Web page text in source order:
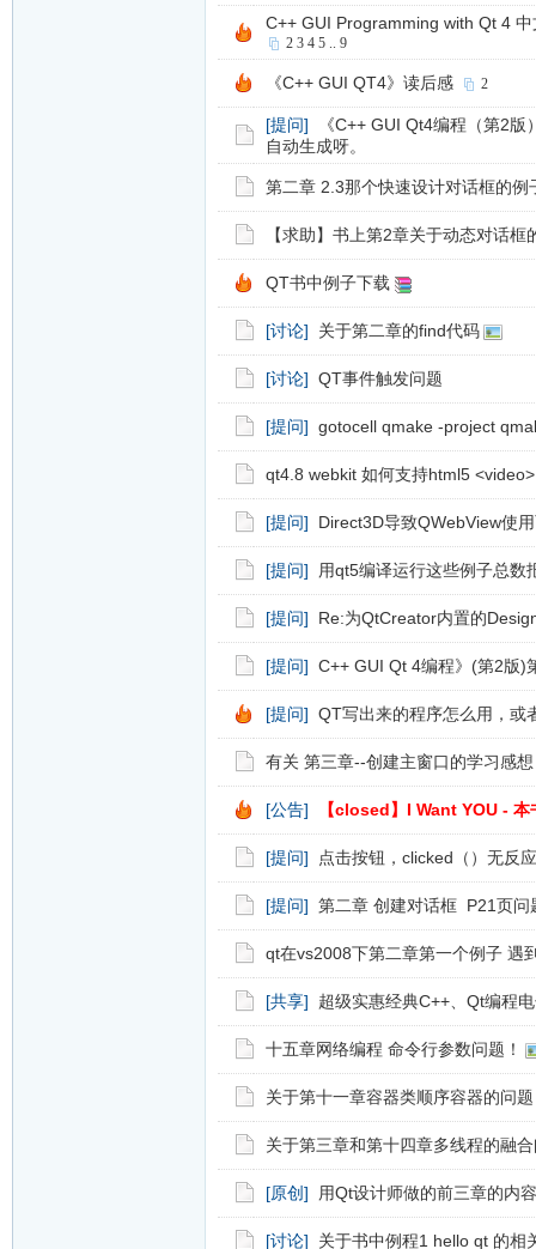
C++ GUI Programming with Qt 4
2 3 4 5 .. 9
《C++ GUI QT4》读后感 2
[提问]
《C++ GUI Qt4编程（第2
自动生成呀。
第二章 2.3那个快速设计对话框的例
【求助】书上第2章关于动态对话框
QT书中例子下载
[讨论] 关于第二章的find代码
[讨论] QT事件触发问题
[提问] gotocell qmake -project
qt4.8 webkit 如何支持html5
[提问] Direct3D导致QWebView使
[提问] 用qt5编译运行这些例子总数
[提问] Re:为QtCreator内置的
[提问] C++ GUI Qt 4编程》(第2版)
[提问] QT写出来的程序怎么用，或
有关 第三章--创建主窗口的学习感想
[公告] 【closed】I Want YOU - 本
[提问] 点击按钮，clicked（）无反应
[提问] 第二章 创建对话框 P21页问
qt在vs2008下第二章第一个例子 遇
[共享] 超级实惠经典C++、Qt编程
十五章网络编程 命令行参数问题！
关于第十一章容器类顺序容器的问题
关于第三章和第十四章多线程的融
[原创] 用Qt设计师做的前三章的内容
[讨论] 关于书中例程1 hello qt 的相